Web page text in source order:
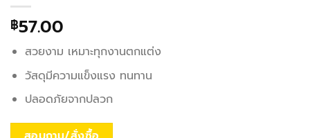
฿57.00
สวยงาม เหมาะทุกงานตกแต่ง
วัสดุมีความแข็งแรง ทนทาน
ปลอดภัยจากปลวก